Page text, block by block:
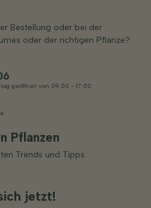
Bestellung oder bei der
oder der richtigen Pflanze?
geöffnet von 09:00 - 17:00
Pflanzen
Trends und Tipps.
jetzt!